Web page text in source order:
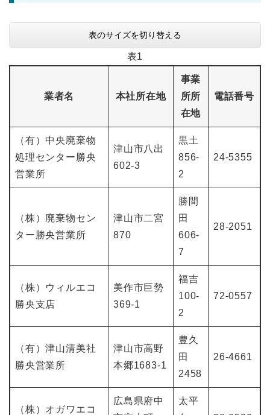
表のサイズを切り替える
表1
業者名 本社所在地
事業
所所
在地
電話番号
（有）中央廃棄物
処理センター勝央
営業所
津山市八出
602-3
黒土
856-
2
24-5355
（株）廃棄物セン
ター勝央営業所
津山市二宮
870
勝間
田
606-
7
28-2051
（株）ウィルエコ
勝央支店
美作市巨勢
369-1
福吉
100-
2
72-0557
（有）津山清美社
勝央営業所
津山市高野
本郷1683-1
豊久
田
2458
26-4661
（株）オガワエコ
広島県府中
太平